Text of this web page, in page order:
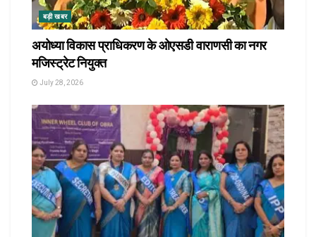
बड़ी खबर
अयोध्या विकास प्राधिकरण के ओएसडी वाराणसी का नगर
मजिस्ट्रेट नियुक्त
July 28, 2026